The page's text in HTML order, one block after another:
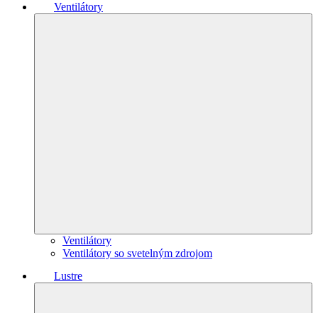
Ventilátory
Ventilátory
Ventilátory so svetelným zdrojom
Lustre